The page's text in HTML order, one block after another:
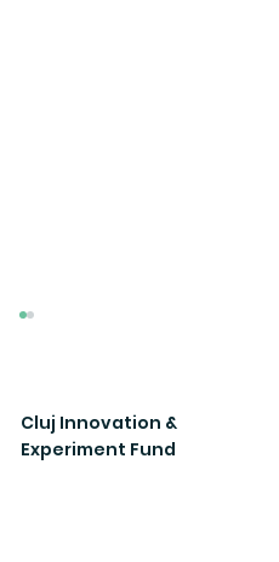
Cluj Innovation &
Experiment Fund